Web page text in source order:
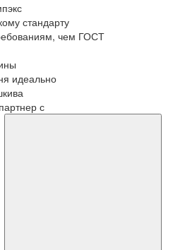
стандарту
чем ГОСТ
идеально
с